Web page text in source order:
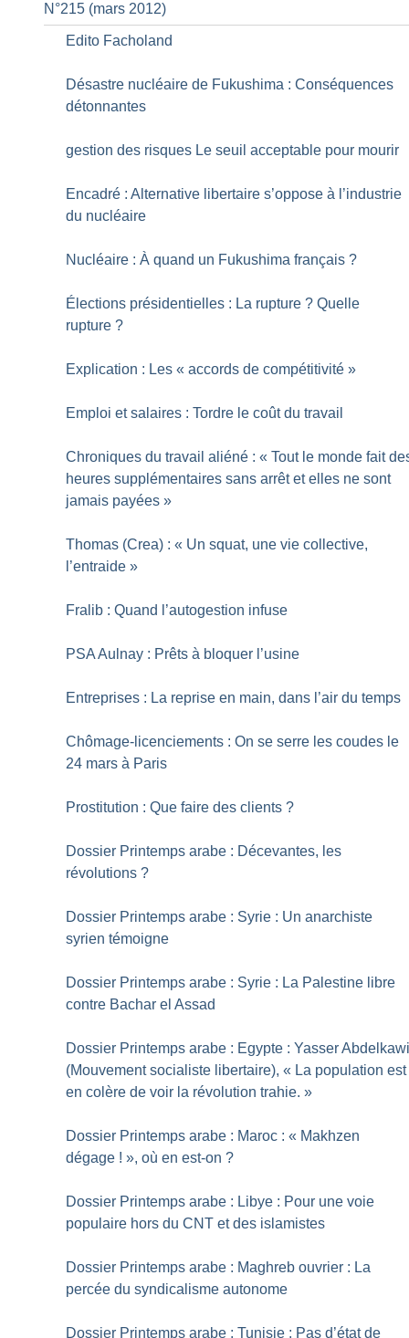
N°215 (mars 2012)
Edito Facholand
Désastre nucléaire de Fukushima : Conséquences
détonnantes
gestion des risques Le seuil acceptable pour mourir
Encadré : Alternative libertaire s’oppose à l’industrie
du nucléaire
Nucléaire : À quand un Fukushima français ?
Élections présidentielles : La rupture ? Quelle
rupture ?
Explication : Les « accords de compétitivité »
Emploi et salaires : Tordre le coût du travail
Chroniques du travail aliéné : « Tout le monde fait
heures supplémentaires sans arrêt et elles ne sont
jamais payées »
Thomas (Crea) : « Un squat, une vie collective,
l’entraide »
Fralib : Quand l’autogestion infuse
PSA Aulnay : Prêts à bloquer l’usine
Entreprises : La reprise en main, dans l’air du temps
Chômage-licenciements : On se serre les coudes le
24 mars à Paris
Prostitution : Que faire des clients ?
Dossier Printemps arabe : Décevantes, les
révolutions ?
Dossier Printemps arabe : Syrie : Un anarchiste
syrien témoigne
Dossier Printemps arabe : Syrie : La Palestine libre
contre Bachar el Assad
Dossier Printemps arabe : Egypte : Yasser
(Mouvement socialiste libertaire), « La population est
en colère de voir la révolution trahie. »
Dossier Printemps arabe : Maroc : « Makhzen
dégage ! », où en est-on ?
Dossier Printemps arabe : Libye : Pour une voie
populaire hors du CNT et des islamistes
Dossier Printemps arabe : Maghreb ouvrier : La
percée du syndicalisme autonome
Dossier Printemps arabe : Tunisie : Pas d’état de